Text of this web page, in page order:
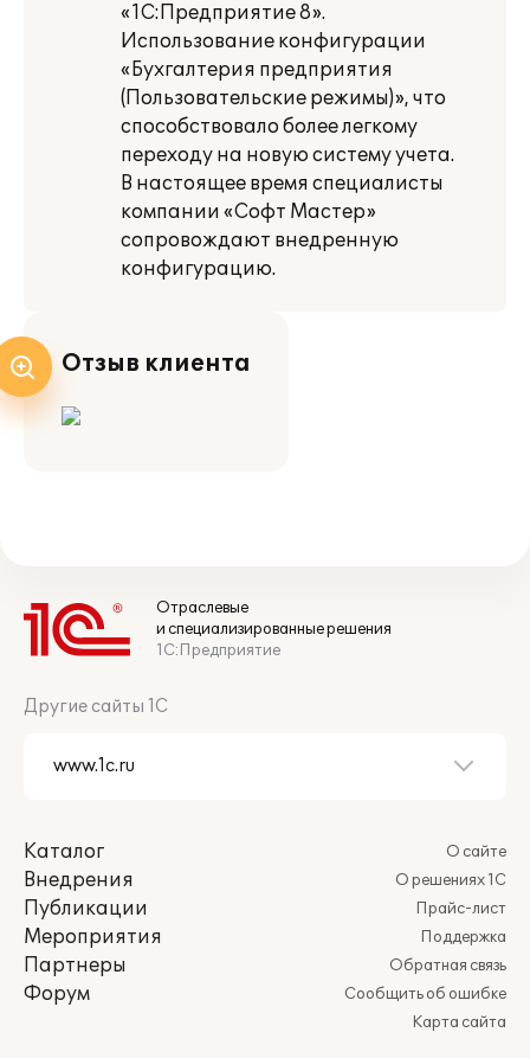
«1С:Предприятие 8».
Использование конфигурации
«Бухгалтерия предприятия
(Пользовательские режимы)», что
способствовало более легкому
переходу на новую систему учета.
В настоящее время специалисты
компании «Софт Мастер»
сопровождают внедренную
конфигурацию.
Отзыв клиента
Отраслевые
и специализированные решения
1С:Предприятие
Другие сайты 1С
Каталог
Внедрения
Публикации
Мероприятия
Партнеры
Форум
О сайте
О решениях 1С
Прайс-лист
Поддержка
Обратная связь
Сообщить об ошибке
Карта сайта